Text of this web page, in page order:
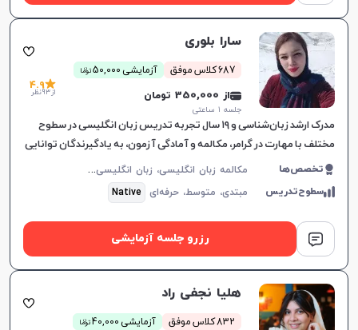
سارا بلوری
687 کلاس موفق آزمایشی 50,000 توما
ن
از 350,000 تومان
جلسه ۱ ساعتی
4.9
از 93 نظر
مدرک ارشد زبان‌شناسی و ۱۹ سال تجربه تدریس زبان انگلیسی در سطوح
مختلف با مهارت در گرامر، مکالمه و آمادگی آزمون‌، به یادگیرندگان توانایی
بالایی می‌دهد.
تخصص‌ها م
کالمه زبان انگلیسی، زبان انگلیسی عمومی، گرامر زبان انگلیسی، زبان انگلیسی آمریکایی، زبان انگلیسی کنکور سراسری، زبان انگلیسی کنکور کاردانی، زبان انگلیسی کنکور ارشد، زبان انگلیسی هفتم دبیرستان، زبان انگلیسی هشتم دبیرستان، زبان انگلیسی نهم دبیرستان، زبان انگلیسی دهم دبیرستان، زبان انگلیسی یازدهم دبیرستان، زبان انگلیسی دوازدهم دبیرستان، زبان انگلیسی کودکان
سطوح‌تدریس مبتدی، متوسط،حرفه‌ای Native
رزرو جلسه آزمایشی
هلیا نجفی راد
832 کلاس موفق آزمایشی 40,000 توما
ن